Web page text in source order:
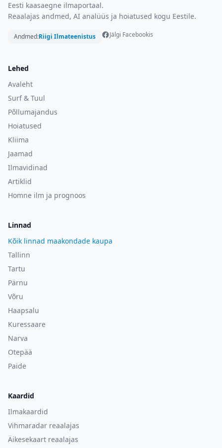
Eesti kaasaegne ilmaportaal.
Reaalajas andmed, AI analüüs ja hoiatused kogu Eestile.
Andmed:Riigi Ilmateenistus Jälgi Facebookis
Lehed
Avaleht
Surf & Tuul
Põllumajandus
Hoiatused
Kliima
Jaamad
Ilmavidinad
Artiklid
Homne ilm ja prognoos
Linnad
Kõik linnad maakondade kaupa
Tallinn
Tartu
Pärnu
Võru
Haapsalu
Kuressaare
Narva
Otepää
Paide
Kaardid
Ilmakaardid
Vihmaradar reaalajas
Äikesekaart reaalajas